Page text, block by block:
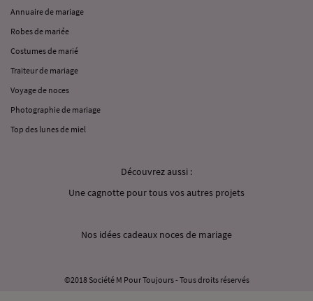
Annuaire de mariage
Robes de mariée
Costumes de marié
Traiteur de mariage
Voyage de noces
Photographie de mariage
Top des lunes de miel
Découvrez aussi :
Une cagnotte pour tous vos autres projets
Nos idées cadeaux noces de mariage
©2018 Société M Pour Toujours - Tous droits réservés